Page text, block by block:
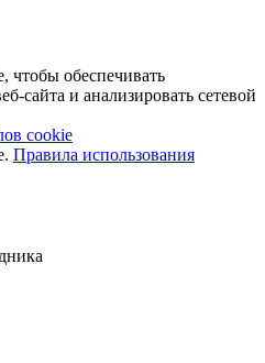
обеспечивать
сайта и анализировать сетевой
cookie
Правила использования